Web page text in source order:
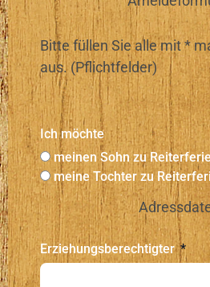
Bitte füllen Sie alle mit *
aus. (Pflichtfelder)
Ich möchte
meinen Sohn zu
meine Tochter zu
Erziehungsberechtigter